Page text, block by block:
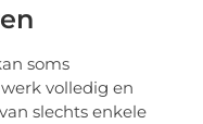
soms
volledig en
slechts enkele